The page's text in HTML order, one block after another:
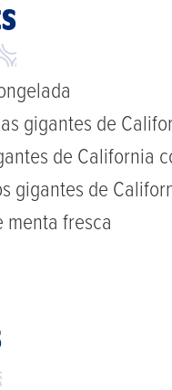
gigantes de
de California
gigantes de
menta fresca